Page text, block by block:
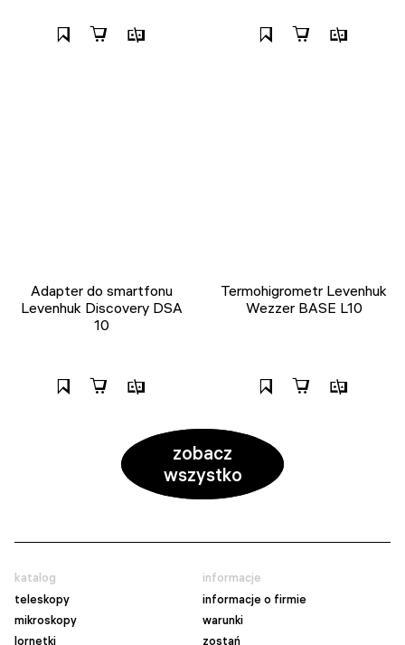
Adapter do smartfonu
Levenhuk Discovery DSA
10
Termohigrometr Levenhuk
Wezzer BASE L10
zobacz
wszystko
katalog
teleskopy
mikroskopy
lornetki
informacje
informacje o firmie
warunki
zostań